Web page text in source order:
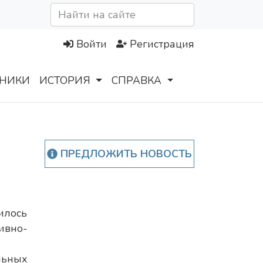
Войти Регистрация
ИСТОРИЯ СПРАВКА
ПРЕДЛОЖИТЬ НОВОСТЬ